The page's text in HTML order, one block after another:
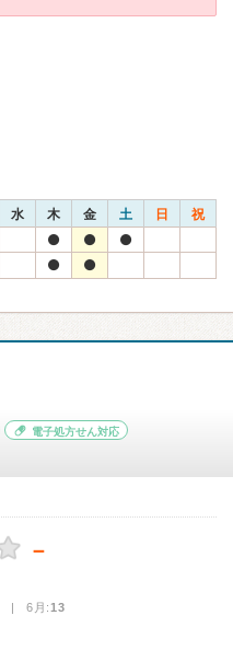
水 木 金 土 日 祝
電子処方せん対応
－
| 6月:13